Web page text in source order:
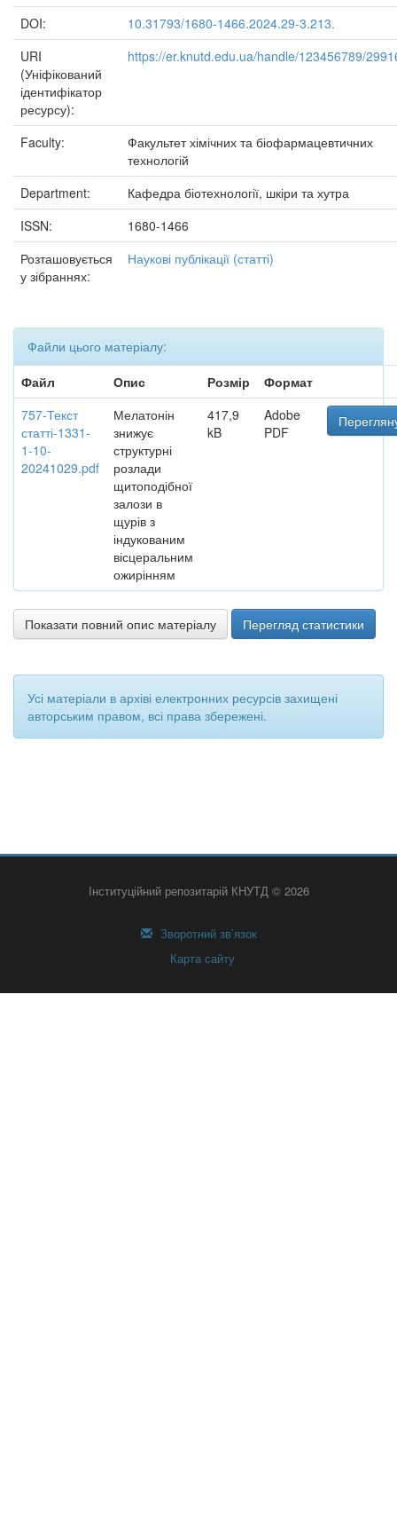
DOI:
10.31793/1680-1466.2024.29-3.213.
URI
(Уніфікований
ідентифікатор
ресурсу):
https://er.knutd.edu.ua/handle/123456789/
Faculty:
Факультет хімічних та біофармацевтичних
технологій
Department:
Кафедра біотехнології, шкіри та хутра
ISSN:
1680-1466
Розташовується
у зібраннях:
Наукові публікації (статті)
Файли цього матеріалу:
Файл
Опис Розмір
Формат
757-Текст
статті-1331-
1-10-
20241029.pdf
Мелатонін
знижує
структурні
розлади
щитоподібної
залози в
щурів з
індукованим
вісцеральним
ожирінням
417,9
kB
Adobe
PDF
Показати повний опис матеріалу Перегляд статистики
Усі матеріали в архіві електронних ресурсів захищені
авторським правом, всі права збережені.
Інституційний репозитарій КНУТД © 2026
Зворотний зв’язок
Карта сайту